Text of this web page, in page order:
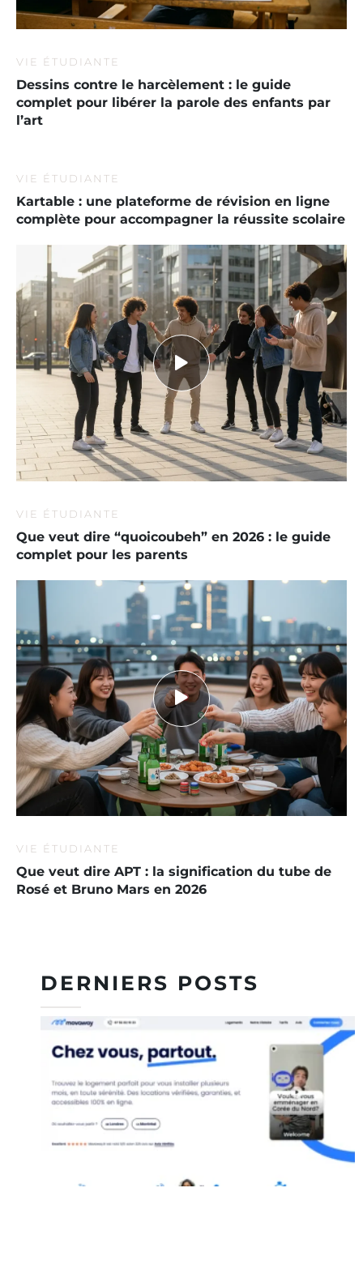
DERNIERS POSTS
VIE ÉTUDIANTE
Dessins contre le harcèlement : le guide
complet pour libérer la parole des enfants par
l’art
VIE ÉTUDIANTE
Kartable : une plateforme de révision en ligne
complète pour accompagner la réussite scolaire
VIE ÉTUDIANTE
Que veut dire “quoicoubeh” en 2026 : le guide
complet pour les parents
VIE ÉTUDIANTE
Que veut dire APT : la signification du tube de
Rosé et Bruno Mars en 2026